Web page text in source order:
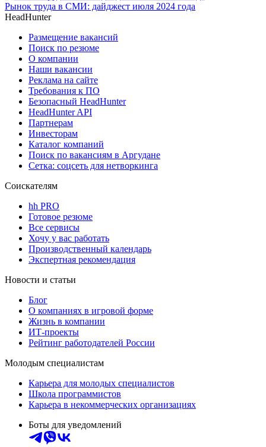
Рынок труда в СМИ: дайджест июля 2024 года
HeadHunter
Размещение вакансий
Поиск по резюме
О компании
Наши вакансии
Реклама на сайте
Требования к ПО
Безопасный HeadHunter
HeadHunter API
Партнерам
Инвесторам
Каталог компаний
Поиск по вакансиям в Аргудане
Сетка: соцсеть для нетворкинга
Соискателям
hh PRO
Готовое резюме
Все сервисы
Хочу у вас работать
Производственный календарь
Экспертная рекомендация
Новости и статьи
Блог
О компаниях в игровой форме
Жизнь в компании
ИТ-проекты
Рейтинг работодателей России
Молодым специалистам
Карьера для молодых специалистов
Школа программистов
Карьера в некоммерческих организациях
Боты для уведомлений